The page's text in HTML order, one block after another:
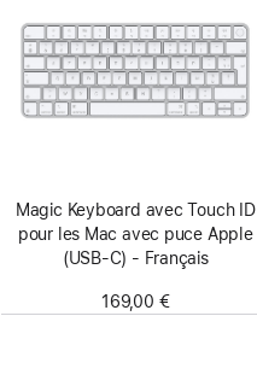
Magic Keyboard avec Touch ID
pour les Mac avec puce Apple
(USB-C) - Français
169,00 €